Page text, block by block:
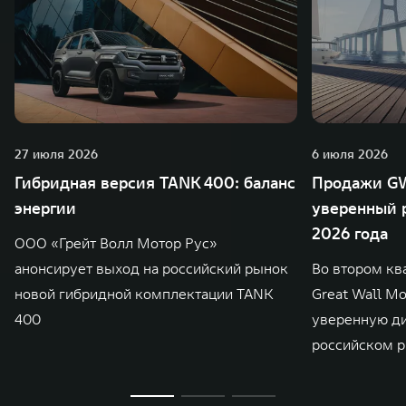
27 июля 2026
Гибридная версия TANK 400: баланс
энергии
ООО «Грейт Волл Мотор Рус»
анонсирует выход на российский рынок
новой гибридной комплектации TANK
400
6 июля 2026
Продажи
уверенный
2026 года
Во втором
Great Wall
уверенную
российском